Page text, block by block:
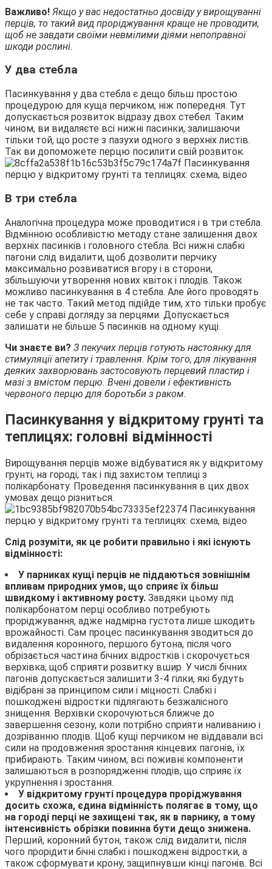
Важливо! Якщо у вас недостатньо досвіду у вирощуванні
перців, то такий вид проріджування краще не проводити,
щоб не завдати своїми невмілими діями непоправної
шкоди рослині.
У два стебла
Пасинкування у два стебла є дещо більш простою
процедурою для куща перчиком, ніж попередня. Тут
допускається розвиток відразу двох стебел. Таким
чином, ви видаляєте всі нижні пасинки, залишаючи
тільки той, що росте з пазухи одного з верхніх листів.
Так ви допоможете перцю посилити свій розвиток.
В три стебла
Аналогічна процедура може проводитися і в три стебла.
Відмінною особливістю методу стане залишення двох
верхніх пасинків і головного стебла. Всі нижні слабкі
пагони слід видалити, щоб дозволити перчику
максимально розвиватися вгору і в сторони,
збільшуючи утворення нових квіток і плодів. Також
можливо пасинкування в 4 стебла. Але його проводять
не так часто. Такий метод підійде тим, хто тільки пробує
себе у справі догляду за перцями. Допускається
залишати не більше 5 пасинків на одному кущі.
Чи знаєте ви? З пекучих перців готують настоянку для
стимуляції апетиту і травлення. Крім того, для лікування
деяких захворювань застосовують перцевий пластир і
мазі з вмістом перцю. Вчені довели і ефективність
червоного перцю для боротьби з раком.
Пасинкування у відкритому грунті та
теплицях: головні відмінності
Вирощування перців може відбуватися як у відкритому
грунті, на городі, так і під захистом теплиці з
полікарбонату. Проведення пасинкування в цих двох
умовах дещо різниться.
Слід розуміти, як це робити правильно і які існують
відмінності:
У парниках кущі перців не піддаються зовнішнім
впливам природних умов, що сприяє їх більш
швидкому і активному росту. Завдяки цьому під
полікарбонатом перці особливо потребують
проріджування, адже надмірна густота лише шкодить
врожайності. Сам процес пасинкування зводиться до
видалення коронного, першого бутона, після чого
обрізається частина бічних відростків і скорочується
верхівка, щоб сприяти розвитку вшир. У числі бічних
пагонів допускається залишити 3-4 гілки, які будуть
відібрані за принципом сили і міцності. Слабкі і
пошкоджені відростки підлягають безжалісного
знищення. Верхівки скорочуються ближче до
завершення сезону, коли потрібно сприяти наливанию і
дозріванню плодів. Щоб кущі перчиком не віддавали всі
сили на продовження зростання кінцевих пагонів, їх
прибирають. Таким чином, всі поживні компоненти
залишаються в розпорядженні плодів, що сприяє їх
укрупнення і зростання.
У відкритому грунті процедура проріджування
досить схожа, єдина відмінність полягає в тому, що
на городі перці не захищені так, як в парнику, а тому
інтенсивність обрізки повинна бути дещо знижена.
Перший, коронний бутон, також слід видалити, після
чого прорідити бічні слабкі і пошкоджені відростки, а
також сформувати крону, защипнувши кінці пагонів. Всі